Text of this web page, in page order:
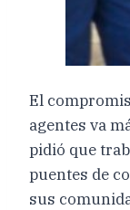
El
agentes va
pidió que
puentes de
sus